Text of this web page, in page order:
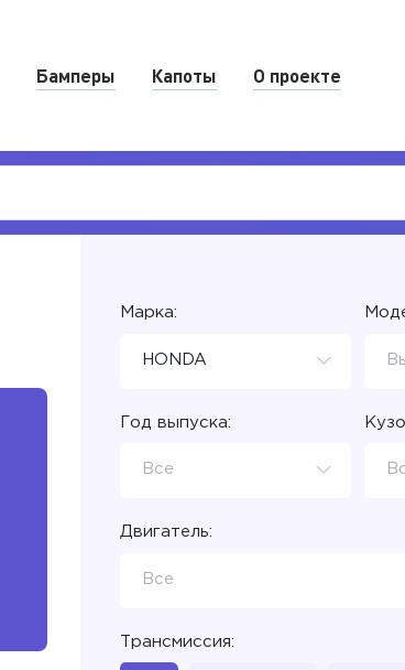
Бамперы Капоты О проекте
Марка:
HONDA
Год выпуска:
Все
Двигатель:
Все
Трансмиссия: